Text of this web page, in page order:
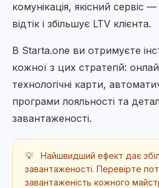
комунікація, якісний сервіс
відтік і збільшує LTV клієнта.
В Starta.one ви отримуєте
кожної з цих стратегій:
технологічні карти,
програми лояльності та
завантаженості.
💡
Найшвидший ефект дає
завантаженості. Перевірте
завантаженість кожного